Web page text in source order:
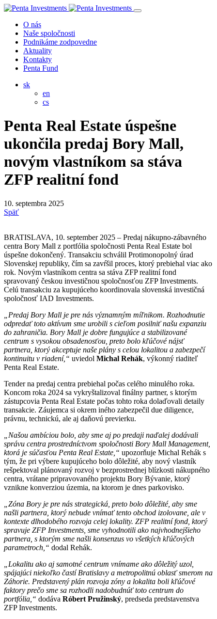
O nás
Naše spoločnosti
Podnikáme zodpovedne
Aktuality
Kontakty
Penta Fund
sk
en
cs
Penta Real Estate úspešne
ukončila predaj Bory Mall,
novým vlastníkom sa stáva
ZFP realitní fond
10. septembra 2025
Späť
BRATISLAVA, 10. september 2025 – Predaj nákupno-zábavného
centra Bory Mall z portfólia spoločnosti Penta Real Estate bol
úspešne dokončený. Transakciu schválil Protimonopolný úrad
Slovenskej republiky, čím sa zavŕšil proces, ktorý prebiehal viac ako
rok. Novým vlastníkom centra sa stáva ZFP realitní fond
spravovaný českou investičnou spoločnosťou ZFP Investments.
Celú transakciu za kupujúceho koordinovala slovenská investičná
spoločnosť IAD Investments.
„Predaj Bory Mall je pre nás významným míľnikom. Rozhodnutie
odpredať toto aktívum sme urobili s cieľom posilniť našu expanziu
do zahraničia. Bory Mall je dobre fungujúce a stabilizované
centrum s vysokou obsadenosťou, preto bolo kľúčové nájsť
partnera, ktorý akceptuje naše plány s celou lokalitou a zabezpečí
kontinuitu v riadení,“ uviedol Michal Rehák, výkonný riaditeľ
Penta Real Estate.
Tender na predaj centra prebiehal počas celého minulého roka.
Koncom roka 2024 sa vykryštalizoval finálny partner, s ktorým
zástupcovia Penta Real Estate počas tohto roka dolaďovali detaily
transakcie. Záujemca si okrem iného zabezpečil due diligence,
právnu, technickú, ale aj daňovú previerku.
„Našou ambíciou bolo, aby sme aj po predaji naďalej dodávali
správu centra prostredníctvom spoločnosti Bory Mall Management,
ktorá je súčasťou Penta Real Estate,“ upozorňuje Michal Rehák s
tým, že pri výbere kupujúceho bolo dôležité, aby nový vlastník
rešpektoval plánovaný rozvoj v bezprostrednej blízkosti nákupného
centra, vrátane pripravovaného projektu Bory Bývanie, ktorý
vznikne konverziou územia, na ktorom je dnes parkovisko.
„Zóna Bory je pre nás strategická, preto bolo dôležité, aby sme
našli partnera, ktorý nebude vnímať tento obchod izolovane, ale v
kontexte dlhodobého rozvoja celej lokality. ZFP realitní fond, ktorý
spravuje ZFP Investments, sme vyhodnotili ako najvhodnejšieho
partnera, s ktorým sme našli konsenzus vo všetkých kľúčových
parametroch,“ dodal Rehák.
„Lokalitu ako aj samotné centrum vnímame ako dôležitý uzol,
spájajúci niekoľko častí Bratislavy a metropolitnú oblasť smerom na
Záhorie. Predstavený plán rozvoja zóny a lokalita boli kľúčové
faktory prečo sme sa rozhodli nadobudnúť toto centrum do
portfólia,“ dodáva Róbert Pružinský, predseda predstavenstva
ZFP Investments.